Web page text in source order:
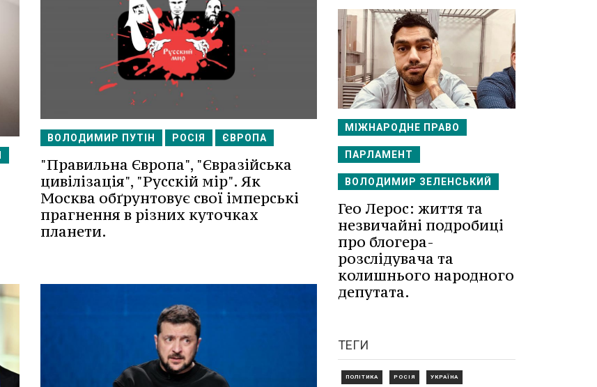
ВОЛОДИМИР ПУТІН РОСІЯ ЄВРОПА
"Правильна Європа", "Євразійська
цивілізація", "Русскій мір". Як
Москва обґрунтовує свої імперські
прагнення в різних куточках
планети.
МІЖНАРОДНЕ ПРАВО
ПАРЛАМЕНТ
ВОЛОДИМИР ЗЕЛЕНСЬКИЙ
Гео Лерос: життя та
незвичайні подробиці
про блогера-
розслідувача та
колишнього народного
депутата.
ТЕГИ
ПОЛІТИКА РОСІЯ УКРАЇНА